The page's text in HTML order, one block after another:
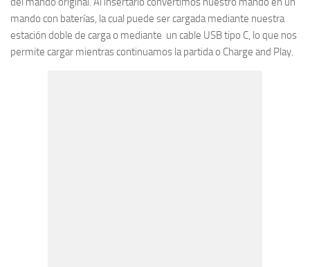
mando con baterías, la cual puede ser cargada mediante nuestra
estación doble de carga o mediante un cable USB tipo C, lo que nos
permite cargar mientras continuamos la partida o Charge and Play.